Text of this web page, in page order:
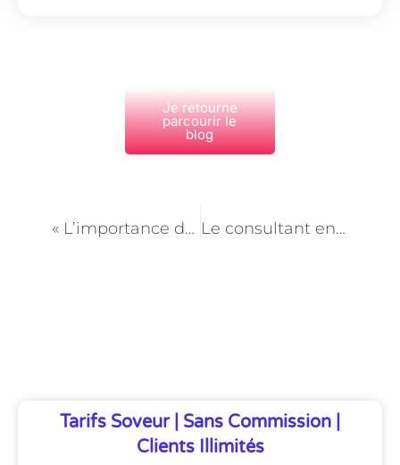
Je retourne
parcourir le
blog
« L’importance du storytelling en e-commerce à Paris : recommandations du consultant » Le consultant en e-commerce à Paris : un soutien pour la création d’une boutique en ligne
Tarifs Soveur | Sans Commission |
Clients Illimités